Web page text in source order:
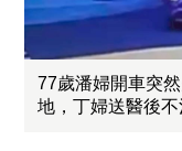
77歲潘婦開車突
地，丁婦送醫後不